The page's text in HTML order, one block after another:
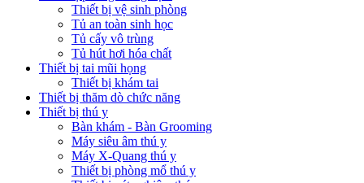
Thiết bị vệ sinh phòng
Tủ an toàn sinh học
Tủ cấy vô trùng
Tủ hút hơi hóa chất
Thiết bị tai mũi họng
Thiết bị khám tai
Thiết bị thăm dò chức năng
Thiết bị thú y
Bàn khám - Bàn Grooming
Máy siêu âm thú y
Máy X-Quang thú y
Thiết bị phòng mổ thú y